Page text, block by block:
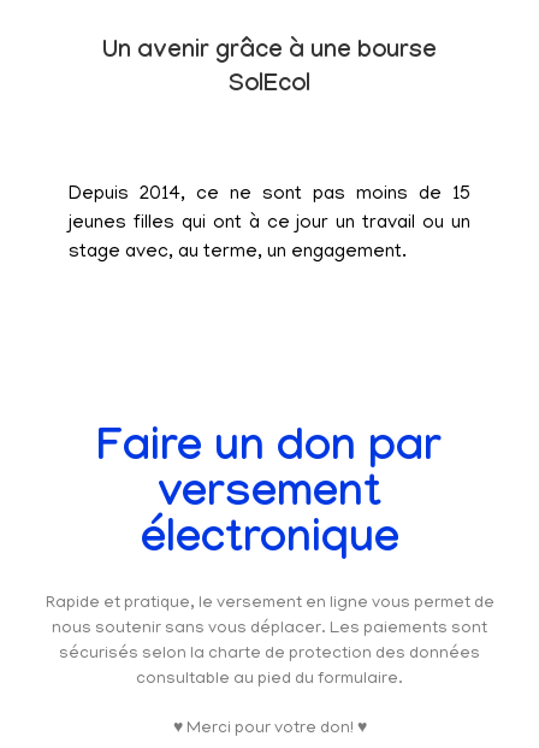
Un avenir grâce à une bourse
SolEcol
Depuis 2014, ce ne sont pas moins de 15
jeunes filles qui ont à ce jour un travail ou un
stage avec, au terme, un engagement.
Faire un don par
versement
électronique
Rapide et pratique, le versement en ligne vous permet de
nous soutenir sans vous déplacer. Les paiements sont
sécurisés selon la charte de protection des données
consultable au pied du formulaire.
♥ Merci pour votre don! ♥